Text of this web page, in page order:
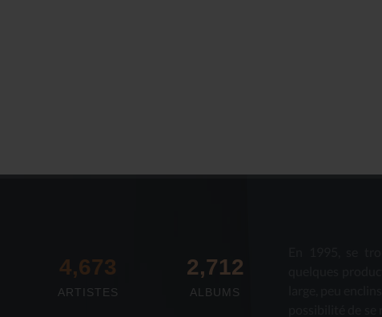
4,673
ARTISTES
2,712
ALBUMS